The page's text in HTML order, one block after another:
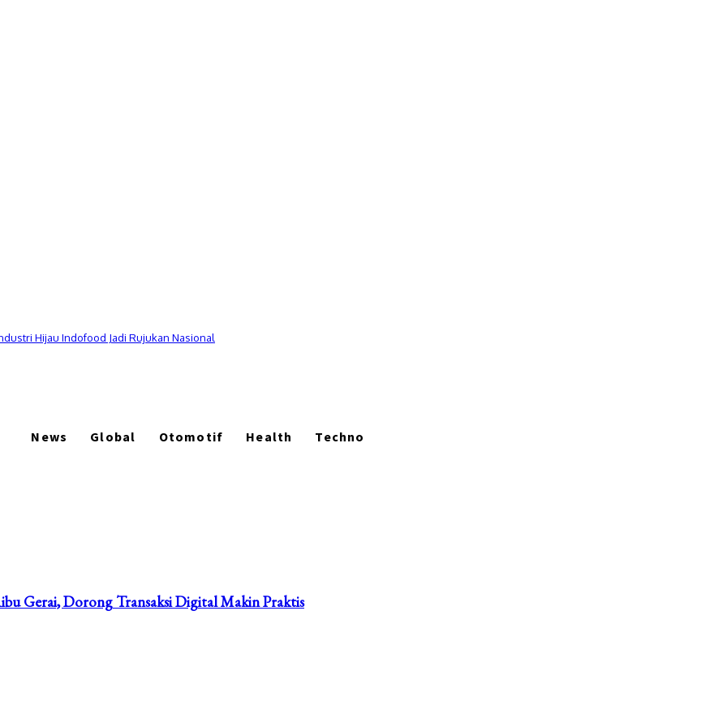
Hijau Indofood Jadi Rujukan Nasional
News Global Otomotif Health Techno
Gerai, Dorong Transaksi Digital Makin Praktis